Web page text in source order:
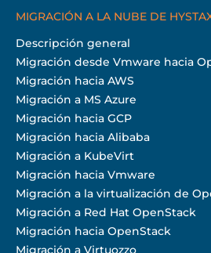
MIGRACIÓN A LA NUBE DE
Descripción general
Migración desde Vmware hacia
Migración hacia AWS
Migración a MS Azure
Migración hacia GCP
Migración hacia Alibaba
Migración a KubeVirt
Migración hacia Vmware
Migración a la virtualización de
Migración a Red Hat OpenStack
Migración hacia OpenStack
Migración a Virtuozzo